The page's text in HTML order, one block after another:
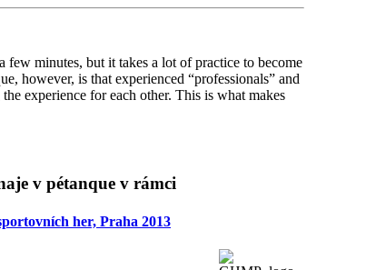
few minutes, but it takes a lot of practice to become
however, is that experienced “professionals” and
experience for each other. This is what makes
v pétanque v rámci
her, Praha 2013